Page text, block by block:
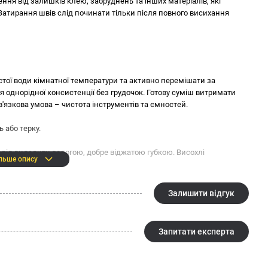
не менше 3 МПа
актуальна інформація для споживачів, передбачена
та у супровідній документації.
швів слід починати тільки після повного висихання
води кімнатної температури та активно перемішати за
консистенції без грудочок. Готову суміш витримати
умова – чистота інструментів та ємностей.
або терку.
видалити вологою, добре віджатою губкою. Висохлі
після затирання.
опису
Залишити відгук
Запитати експерта